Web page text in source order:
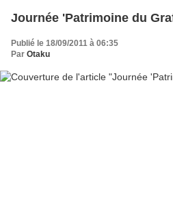
Journée 'Patrimoine du
Publié le 18/09/2011 à 06:35
Par Otaku